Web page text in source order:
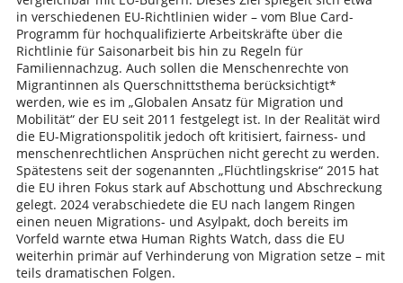
in verschiedenen EU-Richtlinien wider – vom Blue Card-
Programm für hochqualifizierte Arbeitskräfte über die
Richtlinie für Saisonarbeit bis hin zu Regeln für
Familiennachzug. Auch sollen die Menschenrechte von
Migrantinnen als Querschnittsthema berücksichtigt*
werden, wie es im „Globalen Ansatz für Migration und
Mobilität“ der EU seit 2011 festgelegt ist. In der Realität wird
die EU-Migrationspolitik jedoch oft kritisiert, fairness- und
menschenrechtlichen Ansprüchen nicht gerecht zu werden.
Spätestens seit der sogenannten „Flüchtlingskrise“ 2015 hat
die EU ihren Fokus stark auf Abschottung und Abschreckung
gelegt. 2024 verabschiedete die EU nach langem Ringen
einen neuen Migrations- und Asylpakt, doch bereits im
Vorfeld warnte etwa Human Rights Watch, dass die EU
weiterhin primär auf Verhinderung von Migration setze – mit
teils dramatischen Folgen.